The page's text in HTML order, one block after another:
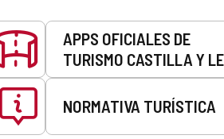
APPS OFICIALES DE
TURISMO CASTILLA Y
NORMATIVA TURÍSTICA